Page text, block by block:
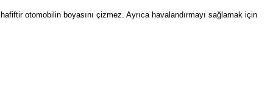
otomobilin boyasını çizmez. Ayrıca havalandırmayı sağlamak için